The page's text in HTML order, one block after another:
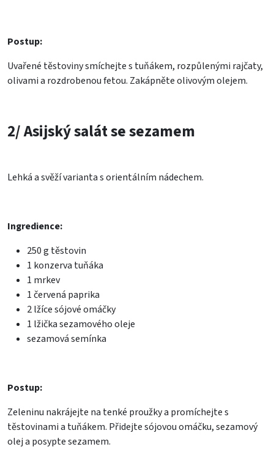
Postup:
Uvařené těstoviny smíchejte s tuňákem, rozpůlenými rajčaty,
olivami a rozdrobenou fetou. Zakápněte olivovým olejem.
2/ Asijský salát se sezamem
Lehká a svěží varianta s orientálním nádechem.
Ingredience:
250 g těstovin
1 konzerva tuňáka
1 mrkev
1 červená paprika
2 lžíce sójové omáčky
1 lžička sezamového oleje
sezamová semínka
Postup:
Zeleninu nakrájejte na tenké proužky a promíchejte s
těstovinami a tuňákem. Přidejte sójovou omáčku, sezamový
olej a posypte sezamem.